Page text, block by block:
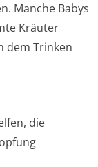
Manche Babys
Kräuter
dem Trinken
die